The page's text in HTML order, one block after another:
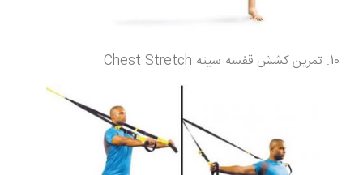
تمرین کشش قفسه سینه Chest Stretch